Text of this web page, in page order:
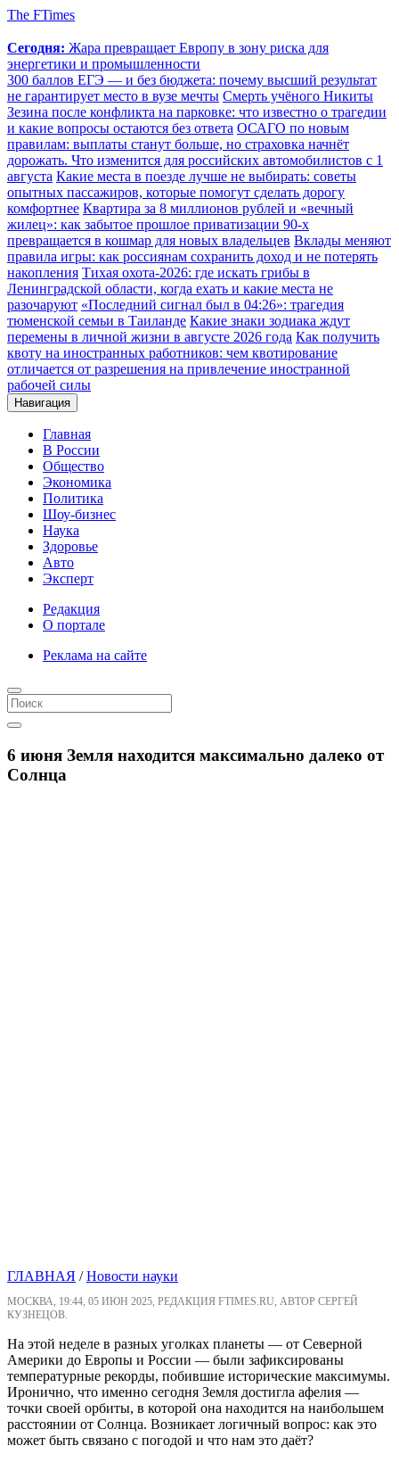
The FTimes
Сегодня: Жара превращает Европу в зону риска для
энергетики и промышленности
300 баллов ЕГЭ — и без бюджета: почему высший результат
не гарантирует место в вузе мечты Смерть учёного Никиты
Зезина после конфликта на парковке: что известно о трагедии
и какие вопросы остаются без ответа ОСАГО по новым
правилам: выплаты станут больше, но страховка начнёт
дорожать. Что изменится для российских автомобилистов с 1
августа Какие места в поезде лучше не выбирать: советы
опытных пассажиров, которые помогут сделать дорогу
комфортнее Квартира за 8 миллионов рублей и «вечный
жилец»: как забытое прошлое приватизации 90-х
превращается в кошмар для новых владельцев Вклады меняют
правила игры: как россиянам сохранить доход и не потерять
накопления Тихая охота-2026: где искать грибы в
Ленинградской области, когда ехать и какие места не
разочаруют «Последний сигнал был в 04:26»: трагедия
тюменской семьи в Таиланде Какие знаки зодиака ждут
перемены в личной жизни в августе 2026 года Как получить
квоту на иностранных работников: чем квотирование
отличается от разрешения на привлечение иностранной
рабочей силы
Навигация
Главная
В России
Общество
Экономика
Политика
Шоу-бизнес
Наука
Здоровье
Авто
Эксперт
Редакция
О портале
Реклама на сайте
6 июня Земля находится максимально далеко от
Солнца
ГЛАВНАЯ /Новости науки
МОСКВА, 19:44, 05 ИЮН 2025, РЕДАКЦИЯ FTIMES.RU, АВТОР СЕРГЕЙ
КУЗНЕЦОВ.
На этой неделе в разных уголках планеты — от Северной
Америки до Европы и России — были зафиксированы
температурные рекорды, побившие исторические максимумы.
Иронично, что именно сегодня Земля достигла афелия —
точки своей орбиты, в которой она находится на наибольшем
расстоянии от Солнца. Возникает логичный вопрос: как это
может быть связано с погодой и что нам это даёт?